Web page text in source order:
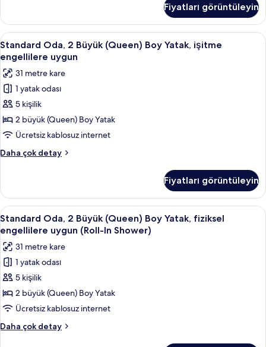
tüm
fotoğrafları
görün
(Queen)
Boy
Yatak,
fiziksel
engellilere
uygun
hakkında
daha
fazla
detay
Fiyatları görüntüleyin
Standard
Oda,
2
Büyük
(Queen)
Boy
Yatak,
işitme
engellilere
uygun
tüm
fotoğrafları
görün
Odada kasa, masa, dizüstü bilgisayar
5
Standard Oda, 2 Büyük (Queen) Boy Yatak, işitme
engellilere uygun
31 metre kare
1 yatak odası
5 kişilik
2 büyük (Queen) Boy Yatak
Ücretsiz kablosuz internet
Daha çok detay
Standard
(Queen)
Boy
Yatak,
işitme
engellilere
uygun
hakkında
daha
fazla
detay
Fiyatları görüntüleyin
Standard
Oda,
2
Büyük
(Queen)
Boy
Yatak,
fiziksel
engellilere
uygun
Odada kasa, masa, dizüstü bilgisayar
4
Standard Oda, 2 Büyük (Queen) Boy Yatak, fiziksel
engellilere uygun (Roll-In Shower)
31 metre kare
1 yatak odası
5 kişilik
2 büyük (Queen) Boy Yatak
Ücretsiz kablosuz internet
Daha çok detay
Standard